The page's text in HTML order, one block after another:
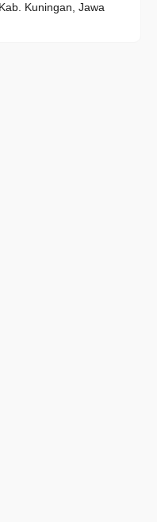
Kuningan, Jawa